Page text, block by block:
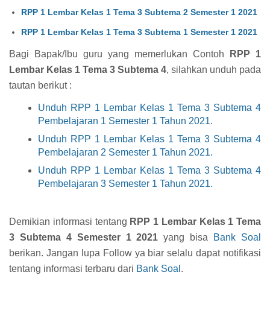
RPP 1 Lembar Kelas 1 Tema 3 Subtema 2 Semester 1 2021
RPP 1 Lembar Kelas 1 Tema 3 Subtema 1 Semester 1 2021
Bagi Bapak/Ibu guru yang memerlukan Contoh
RPP 1
Lembar Kelas 1 Tema 3 Subtema 4, silahkan unduh pada
tautan berikut :
Unduh RPP 1 Lembar Kelas 1 Tema 3 Subtema 4
Pembelajaran 1 Semester 1 Tahun 2021.
Unduh RPP 1 Lembar Kelas 1 Tema 3 Subtema 4
Pembelajaran 2 Semester 1 Tahun 2021.
Unduh RPP 1 Lembar Kelas 1 Tema 3 Subtema 4
Pembelajaran 3 Semester 1 Tahun 2021.
Demikian informasi tentang RPP 1 Lembar Kelas 1 Tema
3 Subtema 4 Semester 1 2021 yang bisa
Bank Soal
berikan. Jangan lupa Follow ya biar selalu dapat notifikasi
tentang informasi terbaru dari Bank Soal .